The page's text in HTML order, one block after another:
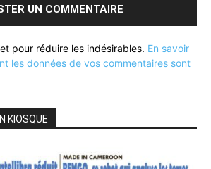
pour réduire les indésirables. En savoir
les données de vos commentaires sont
KIOSQUE